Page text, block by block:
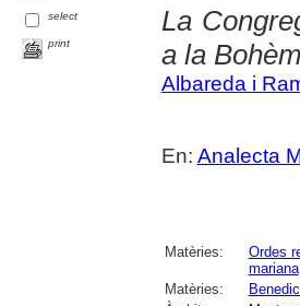
select
print
La
a la
Albareda i
En: Analecta
Matèries: Ordes
mariana
Matèries: